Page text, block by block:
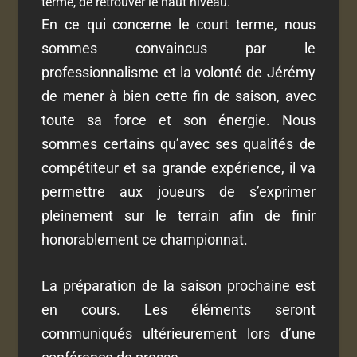
En ce qui concerne le court terme, nous
sommes convaincus par le
professionnalisme et la volonté de Jérémy
de mener à bien cette fin de saison, avec
toute sa force et son énergie. Nous
sommes certains qu’avec ses qualités de
compétiteur et sa grande expérience, il va
permettre aux joueurs de s’exprimer
pleinement sur le terrain afin de finir
honorablement ce championnat.
La préparation de la saison prochaine est
en cours. Les éléments seront
communiqués ultérieurement lors d’une